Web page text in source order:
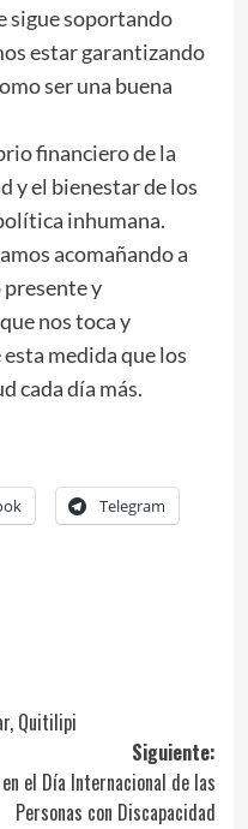
sigue soportando
estar garantizando
ser una buena
financiero de la
y el bienestar de los
inhumana.
acomañando a
y
nos toca y
medida que los
cada día más.
Telegram
Quitilipi
Siguiente:
en el Día Internacional de las
Personas con Discapacidad